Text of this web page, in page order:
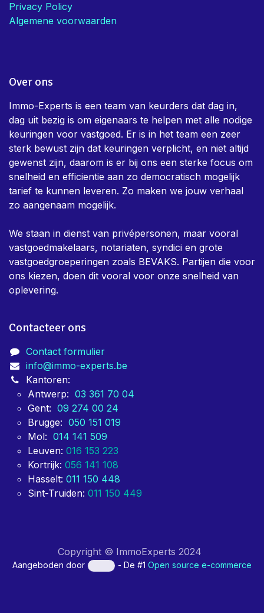
Privacy Policy
Algemene voorwaarden
Over ons
Immo-Experts is een team van keurders dat dag in,
dag uit bezig is om eigenaars te helpen met alle nodige
keuringen voor vastgoed. Er is in het team een zeer
sterk bewust zijn dat keuringen verplicht, en niet altijd
gewenst zijn, daarom is er bij ons een sterke focus om
snelheid en efficientie aan zo democratisch mogelijk
tarief te kunnen leveren. Zo maken we jouw verhaal
zo aangenaam mogelijk.
We staan in dienst van privépersonen, maar vooral
vastgoedmakelaars, notariaten, syndici en grote
vastgoedgroeperingen zoals BEVAKS. Partijen die voor
ons kiezen, doen dit vooral voor onze snelheid van
oplevering.
Contacteer ons
Contact formulier
info@immo-experts.be
Kantoren:
Antwerp: 03 361 70 04
Gent: 09 274 00 24
Brugge: 050 151 019
Mol: 014 141 509
Leuven: 016 153 223
Kortrijk: 056 141 108
Hasselt: 011 150 448
Sint-Truiden: 011 150 449
Copyright © ImmoExperts 2024
Aangeboden door - De #1Open source e-commerce